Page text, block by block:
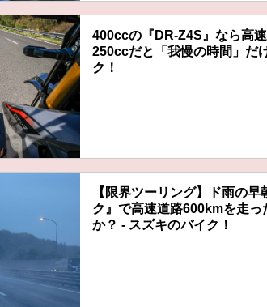
400ccの『DR-Z4S』なら高
250ccだと「我慢の時間」
ク！
【限界ツーリング】ド雨の
ク』で高速道路600kmを走
か？ - スズキのバイク！